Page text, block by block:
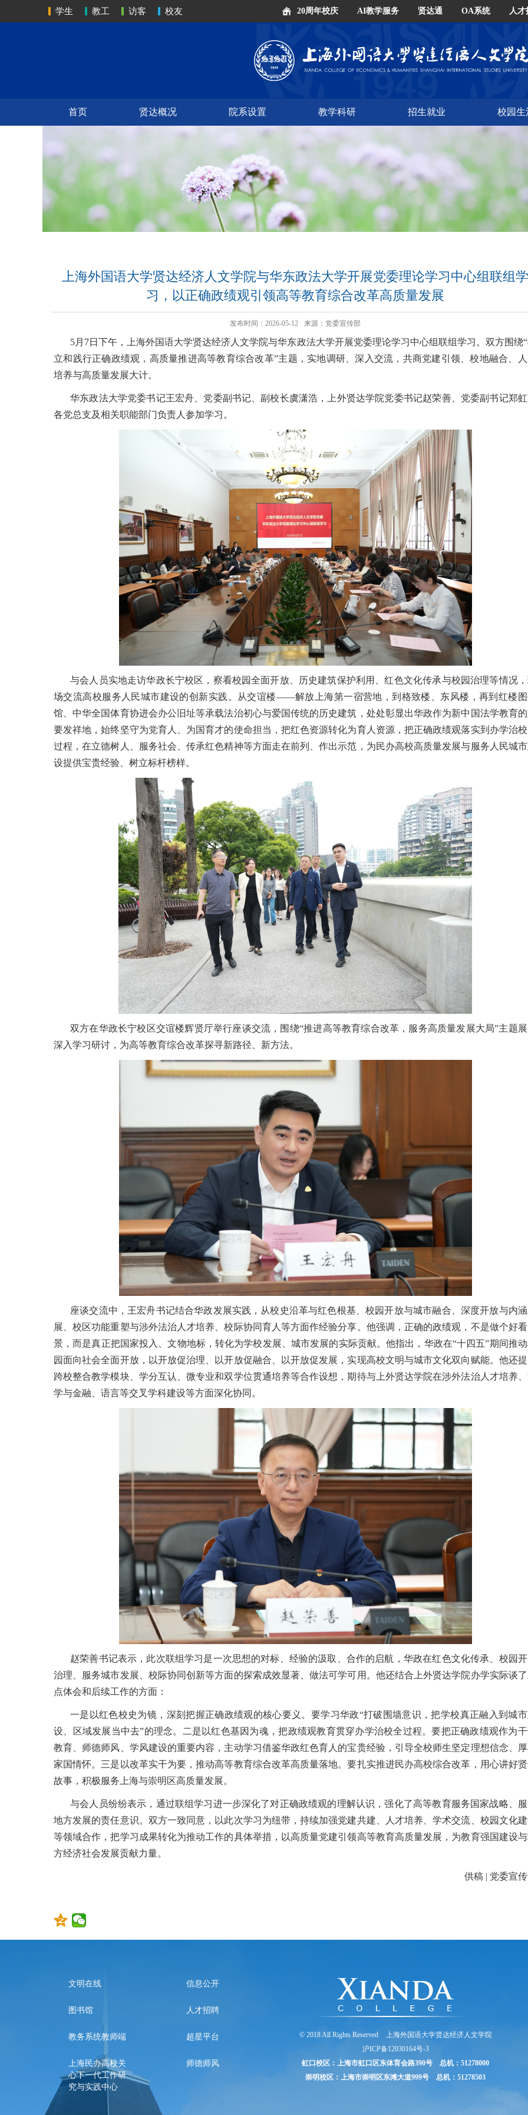
学生 教工 访客 校友 20周年校庆 AI教学服务 贤达通 OA系统 人才
首页 贤达概况 院系设置 教学科研 招生就业 校园生
上海外国语大学贤达经济人文学院与华东政法大学开展党委理论学习中心组联组学
习，以正确政绩观引领高等教育综合改革高质量发展
发布时间：2026-05-12 来源：党委宣传部
5月 7日下午，上海外国语大学贤达经济人文学院与华东政法大学开展党委理论学习中心组联组学习。双方围绕
立和践行正确政绩观，高质量推进高等教育综合改革”主题，实地调研、深入交流，共商党建引领、校地融合、
培养与高质量发展大计。
华东政法大学党委书记王宏舟、党委副书记、副校长虞潇浩，上外贤达学院党委书记赵荣善、党委副书记郑
各党总支及相关职能部门负责人参加学习。
与会人员实地走访华政长宁校区，察看校园全面开放、历史建筑保护利用、红色文化传承与校园治理等情况
场交流高校服务人民城市建设的创新实践。从交谊楼——解放上海第一宿营地，到格致楼、东风楼，再到红楼
馆、中华全国体育协进会办公旧址等承载法治初心与爱国传统的历史建筑，处处彰显出华政作为新中国法学教育
要发祥地，始终坚守为党育人、为国育才的使命担当，把红色资源转化为育人资源，把正确政绩观落实到办学治
过程，在立德树人、服务社会、传承红色精神等方面走在前列、作出示范，为民办高校高质量发展与服务人民城
设提供宝贵经验、树立标杆榜样。
双方在华政长宁校区交谊楼辉贤厅举行座谈交流，围绕“推进高等教育综合改革，服务高质量发展大局”主题
深入学习研讨，为高等教育综合改革探寻新路径、新方法。
座谈交流中，王宏舟书记结合华政发展实践，从校史沿革与红色根基、校园开放与城市融合、深度开放与内
展、校区功能重塑与涉外法治人才培养、校际协同育人等方面作经验分享。他强调，正确的政绩观，不是做个好
景，而是真正把国家投入、文物地标，转化为学校发展、城市发展的实际贡献。他指出，华政在“十四五”期间推
园面向社会全面开放，以开放促治理、以开放促融合、以开放促发展，实现高校文明与城市文化双向赋能。他还
跨校整合教学模块、学分互认、微专业和双学位贯通培养等合作设想，期待与上外贤达学院在涉外法治人才培养
学与金融、语言等交叉学科建设等方面深化协同。
赵荣善书记表示，此次联组学习是一次思想的对标、经验的汲取、合作的启航，华政在红色文化传承、校园
治理、服务城市发展、校际协同创新等方面的探索成效显著、做法可学可用。他还结合上外贤达学院办学实际谈
点体会和后续工作的方面：
一是以红色校史为镜，深刻把握正确政绩观的核心要义。要学习华政“打破围墙意识，把学校真正融入到城
设、区域发展当中去”的理念。二是以红色基因为魂，把政绩观教育贯穿办学治校全过程。要把正确政绩观作为
教育、师德师风、学风建设的重要内容，主动学习借鉴华政红色育人的宝贵经验，引导全校师生坚定理想信念、
家国情怀。三是以改革实干为要，推动高等教育综合改革高质量落地。要扎实推进民办高校综合改革，用心讲好
故事，积极服务上海与崇明区高质量发展。
与会人员纷纷表示，通过联组学习进一步深化了对正确政绩观的理解认识，强化了高等教育服务国家战略、
地方发展的责任意识。双方一致同意，以此次学习为纽带，持续加强党建共建、人才培养、学术交流、校园文化
等领域合作，把学习成果转化为推动工作的具体举措，以高质量党建引领高等教育高质量发展，为教育强国建设
方经济社会发展贡献力量。
供稿 | 党委宣
文明在线 信息公开
图书馆 人才招聘
教务系统教师端 超星平台
上海民办高校关
心下一代工作研
究与实践中心
师德师风
© 2018 All Rights Reserved
上海外国语大学贤达经济人文学院
沪ICP备12030164号-3
虹口校区：上海市虹口区东体育会路390号 总机：51278000
崇明校区：上海市崇明区东滩大道999号 总机：51278503